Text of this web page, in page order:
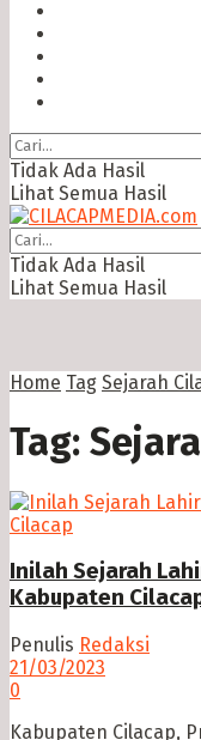
Tidak Ada Hasil
Lihat Semua Hasil
Tidak Ada Hasil
Lihat Semua Hasil
Home Tag Sejarah
Tag:
Inilah Sejarah
Kabupaten
Penulis Redaksi
21/03/2023
0
Kabupaten Cilacap,